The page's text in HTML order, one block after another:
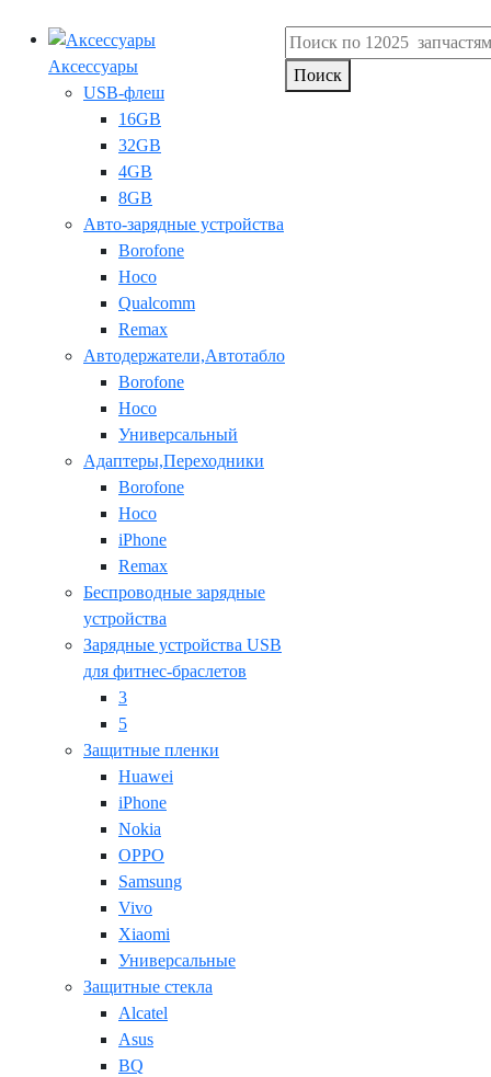
Аксессуары
USB-флеш
16GB
32GB
4GB
8GB
Авто-зарядные устройства
Borofone
Hoco
Qualcomm
Remax
Автодержатели,Автотабло
Borofone
Hoco
Универсальный
Адаптеры,Переходники
Borofone
Hoco
iPhone
Remax
Беспроводные зарядные
устройства
Зарядные устройства USB
для фитнес-браслетов
3
5
Защитные пленки
Huawei
iPhone
Nokia
OPPO
Samsung
Vivo
Xiaomi
Универсальные
Защитные стекла
Alcatel
Asus
BQ
Поиск